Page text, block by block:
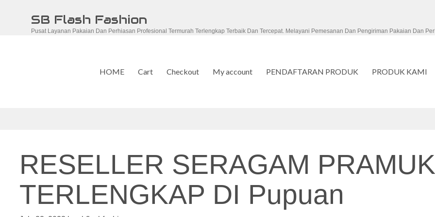
SB Flash Fashion
Pusat Layanan Pakaian Dan Perhiasan Profesional Termurah Terlengkap Terbaik Dan Tercepat. Melayani Pemesanan Dan Pengiriman Pakaian Dan
HOME Cart Checkout My account PENDAFTARAN PRODUK PRODUK KAMI
RESELLER SERAGAM
TERLENGKAP DI Pupuan